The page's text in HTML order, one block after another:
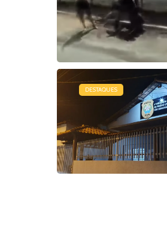
DESTAQUES